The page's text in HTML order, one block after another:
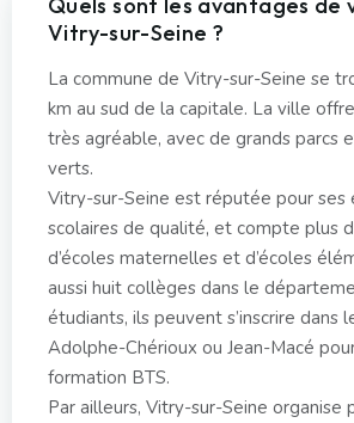
Vitry-sur-Seine ?
La commune de Vitry-sur-Seine se
km au sud de la capitale. La ville
très agréable, avec de grands parcs
verts.
Vitry-sur-Seine est réputée pour ses
scolaires de qualité, et compte plus
d’écoles maternelles et d’écoles
aussi huit collèges dans le
étudiants, ils peuvent s’inscrire dans
Adolphe-Chérioux ou Jean-Macé
formation BTS.
Par ailleurs, Vitry-sur-Seine organise